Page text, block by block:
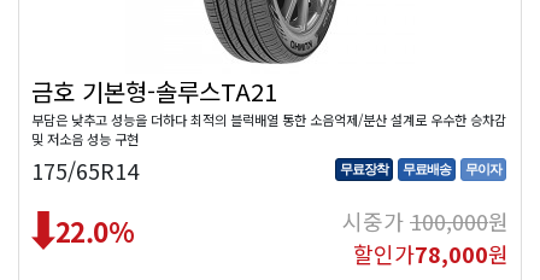
금호 기본형-솔루스TA21
부담은 낮추고 성능을 더하다 최적의 블럭배열 통한 소음억제/분산 설계로 우수한 승차감
및 저소음 성능 구현
175/65R14 무료장착 무료배송 무이자
22.0% 시중가100,000원
할인가78,000원